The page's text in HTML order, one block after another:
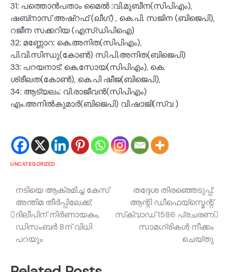
31: പത്തൊൻപതാം മൈൽ :വി.മുബീന(സിപിഎം),
ഷബ്‌നാസ് അഷ്‌റഫ് (ലീഗ്) , കെ.പി. സജിന (ബിജെപി),
റജീന സക്കറിയ (എസ്ഡിപിഐ)
32: മണ്ണോറ: കെ.അനിത(സിപിഎം),
പി.വി.സിന്ധു(കോൺ) സി.പി.അനിത(ബിജെപി)
33: പറയനാട്: കെ.സോയ(സിപിഎം), കെ.
ശ്രീലത(കോൺ), കെ.പി ഷീജ(ബിജെപി),
34: ആട്യലം: വി.രാജീവൻ(സിപിഎം)
എം.അനിൽകുമാർ(ബിജെപി) വി.ഷാജി(സ്വ )
UNCATEGORIZED
Post
navigation
നടിയെ ആക്രമിച്ച കേസ്
അന്തിമ തീർപ്പിലേക്ക്;
ദിലീപിന് നിർണായകം,
ഡിസംബര്‍ 8ന് വിധി
പറയും
തദ്ദേശ തിരഞ്ഞെടുപ്പ്:
ആന്റി ഡീഫെയ്സ്മെന്റ്
സ്‌ക്വാഡ് 1586 പ്രചരണ
സാമഗ്രികള്‍ നീക്കം
ചെയ്തു